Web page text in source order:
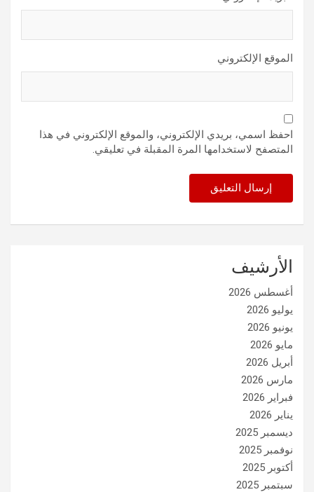
الموقع الإلكتروني
احفظ اسمي، بريدي الإلكتروني، والموقع الإلكتروني في هذا
المتصفح لاستخدامها المرة المقبلة في تعليقي.
الأرشيف
أغسطس 2026
يوليو 2026
يونيو 2026
مايو 2026
أبريل 2026
مارس 2026
فبراير 2026
يناير 2026
ديسمبر 2025
نوفمبر 2025
أكتوبر 2025
سبتمبر 2025